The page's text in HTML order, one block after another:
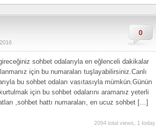
0
sohbet odalarıyla en eğlenceli dakikalar
için bu numaraları tuşlayabilirsiniz.Canlı
bu sohbet odaları vasıtasıyla mümkün.Günün
için bu sohbet odalarını aramanız yeterli
,sohbet hattı numaraları, en ucuz sohbet […]
2094 total views, 1 today